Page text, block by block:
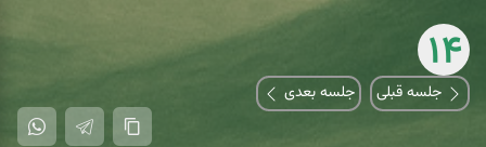
14
جلسه قبلی جلسه بعدی